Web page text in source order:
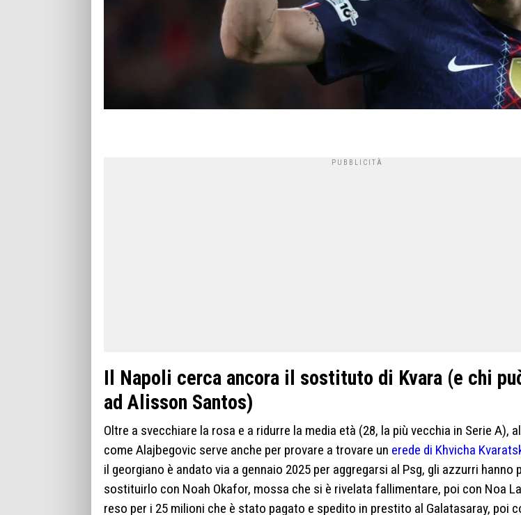
Il Napoli cerca ancora il sostituto di Kvara (e chi
ad Alisson Santos)
Oltre a svecchiare la rosa e a ridurre la media età (28, la più vecchia in Serie A),
come Alajbegovic serve anche per provare a trovare un erede di Khvicha
il georgiano è andato via a gennaio 2025 per aggregarsi al Psg, gli azzurri hanno
sostituirlo con Noah Okafor, mossa che si è rivelata fallimentare, poi con Noa
reso per i 25 milioni che è stato pagato e spedito in prestito al Galatasaray, poi